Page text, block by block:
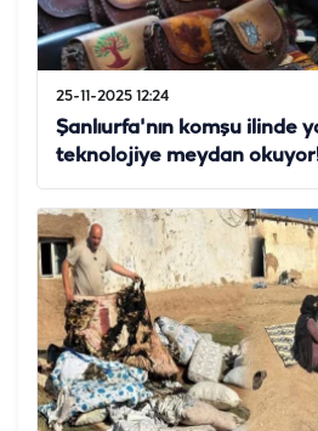
25-11-2025 12:24
Şanlıurfa'nın komşu ilinde
teknolojiye meydan